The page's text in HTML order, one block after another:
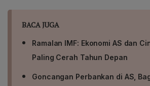
BACA JUGA
Ramalan IMF: Ekonomi AS dan
Paling Cerah Tahun Depan
Goncangan Perbankan di AS,